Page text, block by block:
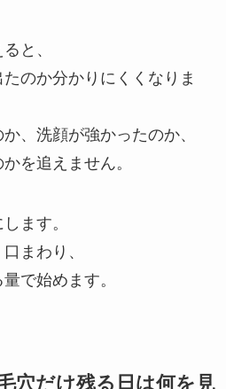
と、
のか分かりにくくなりま
、洗顔が強かったのか、
を追えません。
ます。
まわり、
で始めます。
穴だけ残る日は何を見